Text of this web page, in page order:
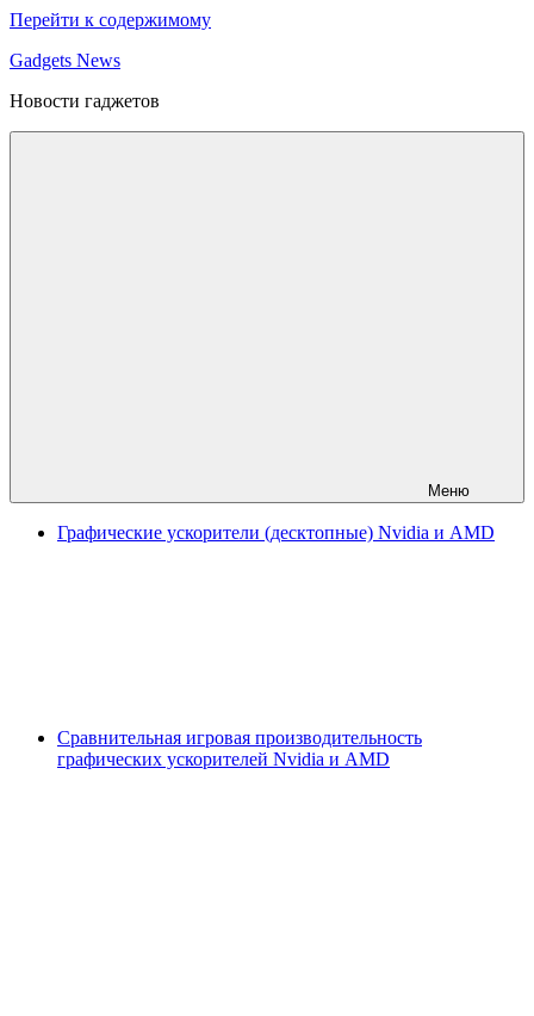
Перейти к содержимому
Gadgets News
Новости гаджетов
Меню
Графические ускорители (десктопные) Nvidia и AMD
Сравнительная игровая производительность
графических ускорителей Nvidia и AMD